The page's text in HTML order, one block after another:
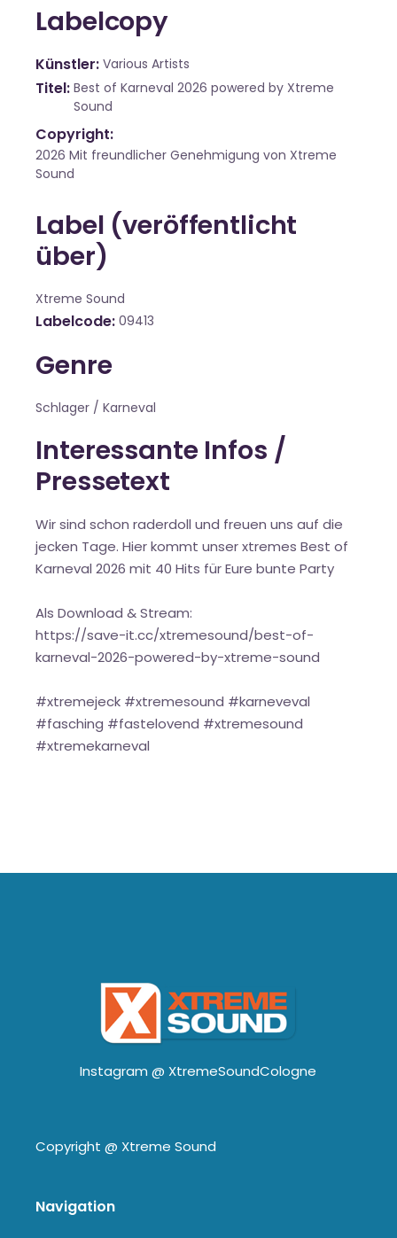
Labelcopy
Künstler Various Artists
Titel Best of Karneval 2026 powered by Xtreme
Sound
Copyright:
2026 Mit freundlicher Genehmigung von Xtreme
Sound
Label (veröffentlicht
über)
Xtreme Sound
Labelcode 09413
Genre
Schlager / Karneval
Interessante Infos /
Pressetext
Wir sind schon raderdoll und freuen uns auf die
jecken Tage. Hier kommt unser xtremes Best of
Karneval 2026 mit 40 Hits für Eure bunte Party
Als Download & Stream:
https://save-it.cc/xtremesound/best-of-
karneval-2026-powered-by-xtreme-sound
#xtremejeck #xtremesound #karneveval
#fasching #fastelovend #xtremesound
#xtremekarneval
Instagram @ XtremeSoundCologne
Copyright @ Xtreme Sound
Navigation